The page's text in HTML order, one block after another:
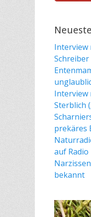
Interview
Schreiber
Interview
Sterblich
prekäres
auf
bekannt